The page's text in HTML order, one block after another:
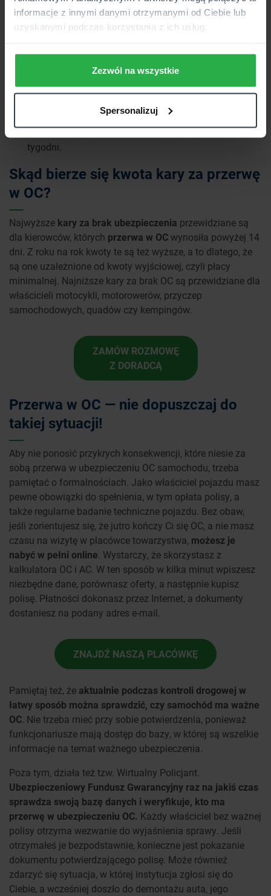
informacje z innymi danymi otrzymanymi od Ciebie lub
uzyskanymi podczas korzystania z ich usług.
Zezwól na wszystkie
Spersonalizuj
5240 zł w przypadku braku OC od 4 do 14 dni,
10 470 zł w przypadku braku OC powyżej dwóch
Nieco mniej zapłacą kierowcy pozostałych pojazdów, a
580 zł w przypadku braku OC od 4 do 14 dni,
1160 zł w przypadku braku OC powyżej dwóch
tygodni.
Skąd bierze się kwota kary za przerwę
w OC?
Najwyższe kary za brak ubezpieczenia przewidziane są
dla kierowców, których przerwa w OCwynosiła powyżej 14
dni. Z roku na rok kwoty te są też wyższe, a to dlatego, że
są one uzależnione od kwoty wyjściowej, czyli płacy
minimalnej. Najniższe kary za brak OC są przewidziane dla
właścicieli motocykli, motorowerów, przyczep
samochodowych, quadów czy kempingów.
ZAMÓW ROZMOWĘ
Z DORADCĄ
Przerwa w OC — nie dopuszczaj do
takiej sytuacji!
Aby nie ponosić przykrych konsekwencji, które niesie za
sobą przerwa w ubezpieczeniu OC samochodu, trzeba
pamiętać o formalnościach. Jako właściciel pojazdu masz
pewne obowiązki do spełnienia, w tym opłata polisy, a
także regularne badanie techniczne pojazdu. Bez obaw,
jeśli zorientujesz się, że jutro kończy Ci się OC, a nie masz
czasu na wizytę w placówce towarzystwa, możesz je
nabyć w pełni online. Wystarczy, że skorzystasz z
kalkulatora OC i AC. W ten sposób w kilka minut wpiszesz
niezbędne dane, porównasz oferty, a następnie kupisz
polisę. Płatności dokonasz przez Internet, a dokumenty
dostaniesz na podany adres e-mail.
ZNAJDŹ NASZĄ PLACÓWKĘ
Pamiętaj też, że aktualnie podczas kontroli drogowej w
łatwy sposób można sprawdzić, czy samochód ma ważne
OC. Nie trzeba mieć przy sobie potwierdzenia, ponieważ
funkcjonariusze mają dostęp do bazy, w której są wszelkie
informacje na temat ważnego ubezpieczenia.
Poza tym, działa też tzw. Wirtualny Policjant.
Ubezpieczeniowy Fundusz Gwarancyjny raz na jakiś czas
sprawdza swoją bazę danych i weryfikuje, kto ma
przerwę w ubezpieczeniu OC. Każdy właściciel bez ważnej
polisy otrzyma wezwanie do wyjaśnienia sprawy. Jeśli
otrzymałeś je bezpodstawnie, konieczne jest pokazanie
dokumentu potwierdzającego polisę. Może również
zdarzyć się sytuacja, w której instytucja zgłosi się do
Ciebie, a wcześniej doszło do demontażu auta, jego